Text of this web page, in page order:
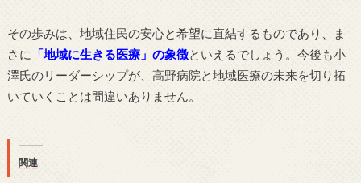
その歩みは、地域住民の安心と希望に直結するものであり、ま
さに
「地域に生きる医療」の象徴といえるでしょう。今後も小
澤氏のリーダーシップが、高野病院と地域医療の未来を切り拓
いていくことは間違いありません。
関連